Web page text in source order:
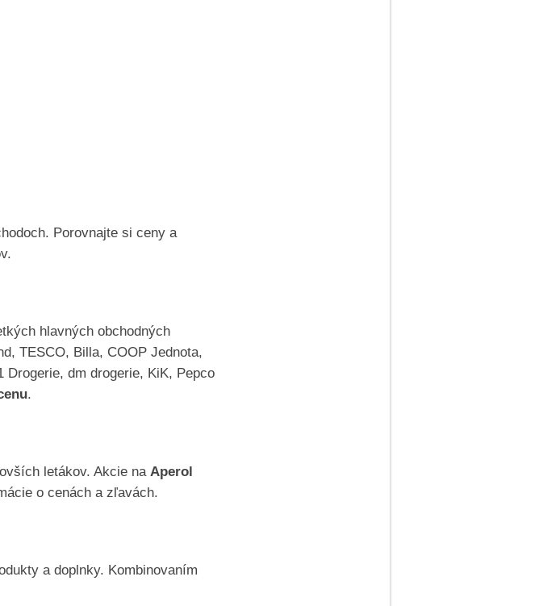
Porovnajte si ceny a
hlavných obchodných
TESCO, Billa, COOP Jednota,
dm drogerie, KiK, Pepco
.
letákov. Akcie na Aperol
o cenách a zľavách.
a doplnky. Kombinovaním